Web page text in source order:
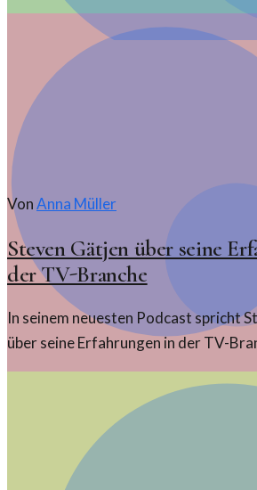
und spannende Aktivitäten für alle
VonAnna Müller
Steven Gätjen über seine
der TV-Branche
In seinem neuesten Podcast spricht
über seine Erfahrungen in der TV-
Erniedrigung bis zu seinen